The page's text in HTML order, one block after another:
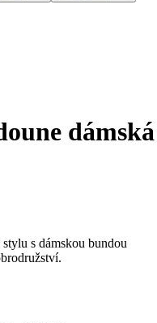
dámská
s dámskou bundou